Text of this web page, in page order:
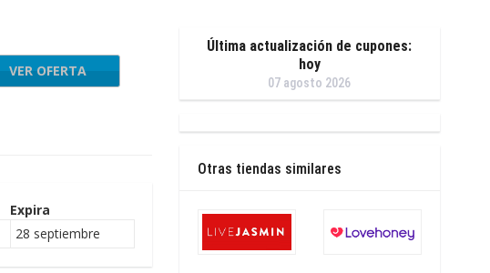
VER OFERTA
Expira
28 septiembre
Última actualización de cupones:
hoy
07 agosto 2026
Otras tiendas similares